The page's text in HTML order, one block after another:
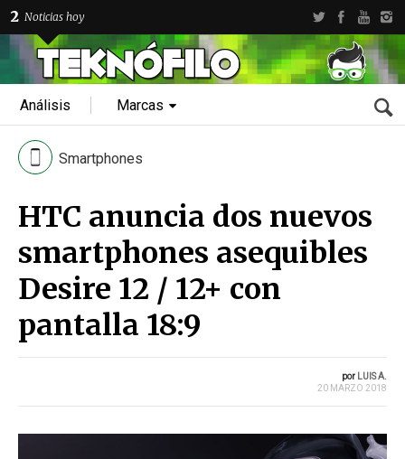
2 Noticias hoy
Análisis Marcas
Smartphones
HTC anuncia dos nuevos
smartphones asequibles
Desire 12 / 12+ con
pantalla 18:9
por LUIS A.
20 MARZO 2018